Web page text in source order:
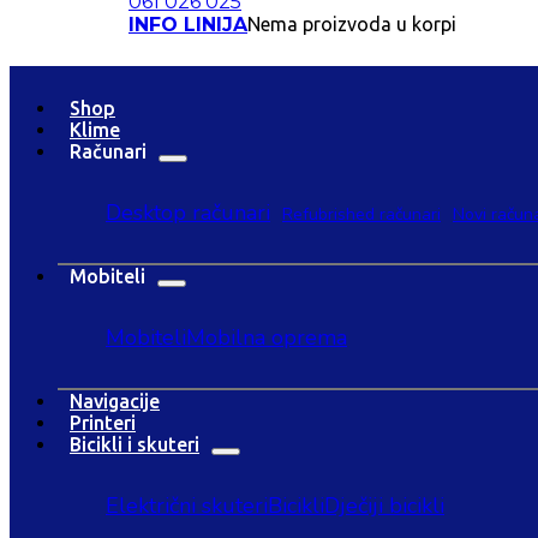
INFO LINIJANema proizvoda u korpi
Shop
Klime
Računari
Desktop računari Refubrished računari Novi
Mobiteli
MobiteliMobilna oprema
Navigacije
Printeri
Bicikli i skuteri
Električni skuteriBicikliDječiji bicikli